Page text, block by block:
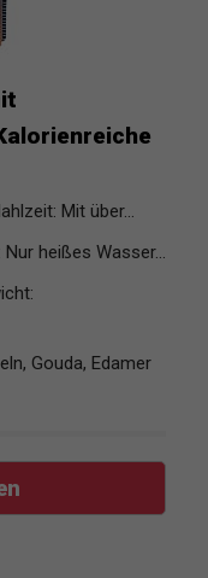
Mit über...
heißes Wasser...
Gouda, Edamer